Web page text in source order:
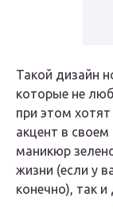
Такой дизайн
которые не
при этом
акцент в
маникюр
жизни (если у
конечно), так